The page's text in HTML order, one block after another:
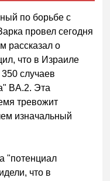
по борьбе с
провел сегодня
рассказал о
что в Израиле
случаев
BA.2. Эта
тревожит
изначальный
"потенциал
что в